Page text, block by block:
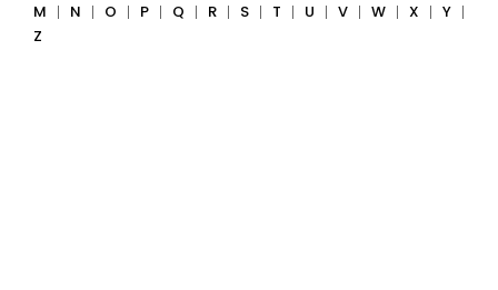
M
N O P Q R S T U V W X
Y
Z